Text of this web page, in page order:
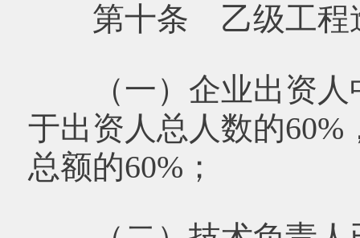
第十条 乙级工程造
（一）企业出资人
于出资人总人数的
总额的60%；